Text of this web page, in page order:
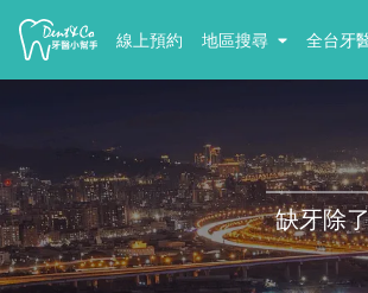
線上預約 地區搜尋 全台牙
缺牙除